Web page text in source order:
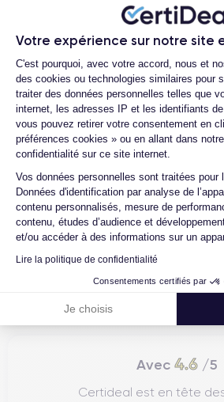
Votre expérience sur notre site
Plateforme de Gestion
C'est pourquoi, avec votre accord, nous et
des cookies ou technologies similaires pour
traiter des données personnelles telles que
internet, les adresses IP et les identifiants
vous pouvez retirer votre consentement en
préférences cookies » ou en allant dans
confidentialité sur ce site internet.
Vos données personnelles sont traitées
Données d'identification par analyse de
contenu personnalisés, mesure de
contenu, études d’audience et
et/ou accéder à des informations sur un
Lire la politique de confidentialité
Consentements certifiés par
Je choisis
Axeptio consent
vous pouvez consulter lafiche technique
Quels sont les délais de
Que se passe-t-il si je
après avoir acheté/reçu le
Comment demander un
Comment contacter le
Quelles sociétés utilisez-
l'expédition ?
Quels sont les délais de
Que se passe-t-il si je
après avoir acheté/reçu le
Comment demander un
Avec 4.6/5
Certideal est en tête